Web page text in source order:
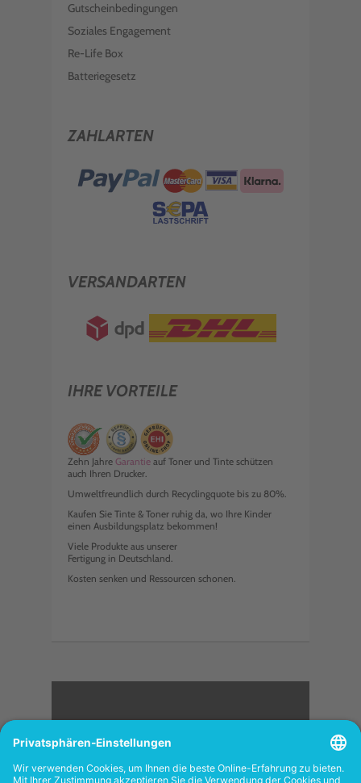
Gutscheinbedingungen
Soziales Engagement
Re-Life Box
Batteriegesetz
ZAHLARTEN
VERSANDARTEN
IHRE VORTEILE
Zehn Jahre Garantie auf Toner und Tinte schützen
auch Ihren Drucker.
Umweltfreundlich durch Recyclingquote bis zu 80%.
Kaufen Sie Tinte & Toner ruhig da, wo Ihre Kinder
einen Ausbildungsplatz bekommen!
Viele Produkte aus unserer
Fertigung in Deutschland.
Kosten senken und Ressourcen schonen.
<